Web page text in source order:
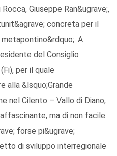
Giuseppe Ran&ugrave;,
concreta per il
A
del Consiglio
per il quale
alla &lsquo;Grande
nel Cilento – Vallo di Diano,
ma di non facile
forse pi&ugrave;
di sviluppo interregionale